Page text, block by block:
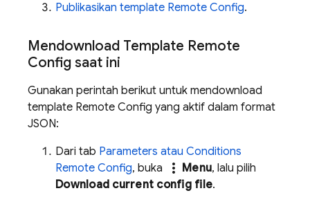
Publikasikan template Remote Config.
Mendownload Template Remote
Config saat ini
Gunakan perintah berikut untuk mendownload
template Remote Config yang aktif dalam format
JSON:
Dari tab Parameters atau Conditions
Remote Config, buka more_vert Menu, lalu pilih
Download current config file.